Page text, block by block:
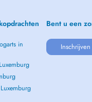
in
Bent u een